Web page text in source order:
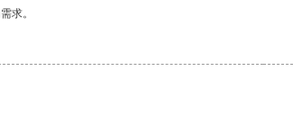
求。